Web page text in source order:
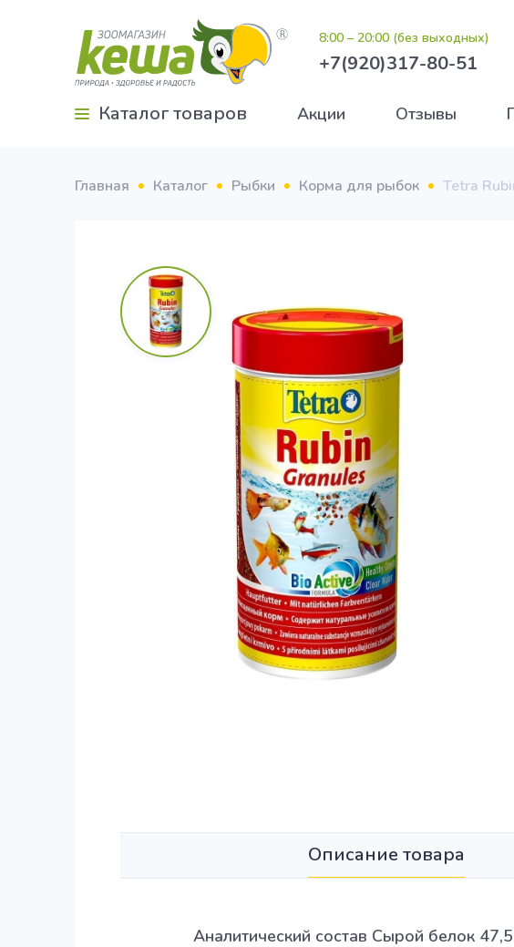
8:00 – 20:00 (без выходных)
+7(920)317-80-51
Каталог товаров Акции Отзывы
Главная Каталог Рыбки Корма для рыбок Tetra
Описание товара
Аналитический состав Сырой белок